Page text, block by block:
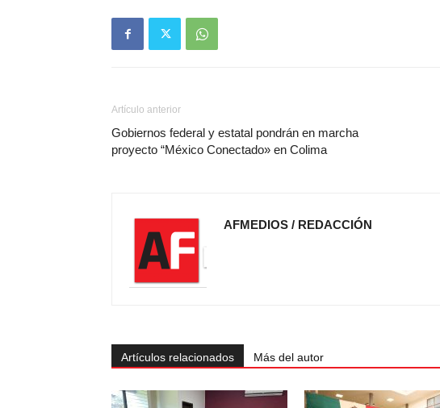
Artículo anterior
Gobiernos federal y estatal pondrán en marcha
proyecto “México Conectado» en Colima
AFMEDIOS / REDACCIÓN
Artículos relacionados Más del autor